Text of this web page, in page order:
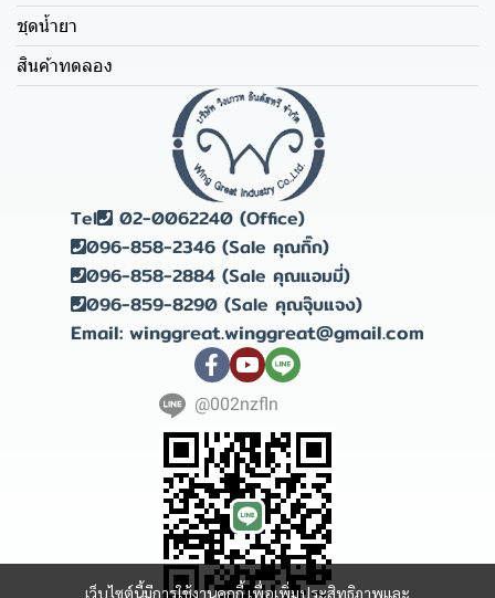
เว็บไซต์นี้มีการใช้งานคุกกี้ เพื่อเพิ่มประสิทธิภาพและ
ชุดน้ำยา
สินค้าทดลอง
Tel
02-0062240 (Office)
096-858-2346 (Sale คุณกิ๊ก)
096-858-2884 (Sale คุณแอมมี่)
096-859-8290 (Sale คุณจุ๊บแจง)
Email: winggreat.winggreat@gmail.com
@002nzfln